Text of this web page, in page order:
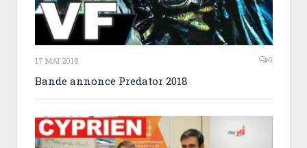
17 MAI 2018 0
Bande annonce Predator 2018